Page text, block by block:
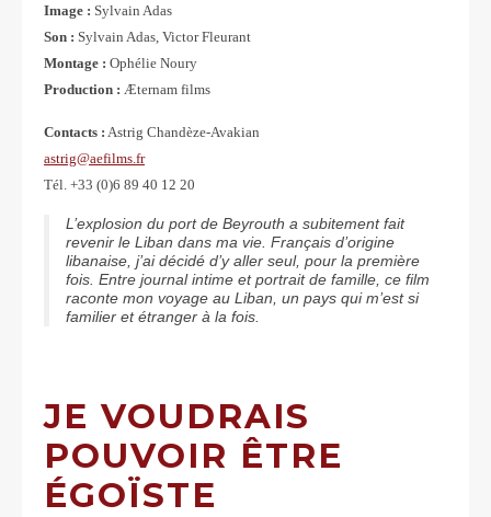
Image : Sylvain Adas
Son : Sylvain Adas, Victor Fleurant
Montage : Ophélie Noury
Production : Æternam films
Contacts : Astrig Chandèze-Avakian
astrig@aefilms.fr
Tél. +33 (0)6 89 40 12 20
L’explosion du port de Beyrouth a subitement fait
revenir le Liban dans ma vie. Français d’origine
libanaise, j’ai décidé d’y aller seul, pour la première
fois. Entre journal intime et portrait de famille, ce film
raconte mon voyage au Liban, un pays qui m’est si
familier et étranger à la fois.
JE VOUDRAIS
POUVOIR ÊTRE
ÉGOÏSTE